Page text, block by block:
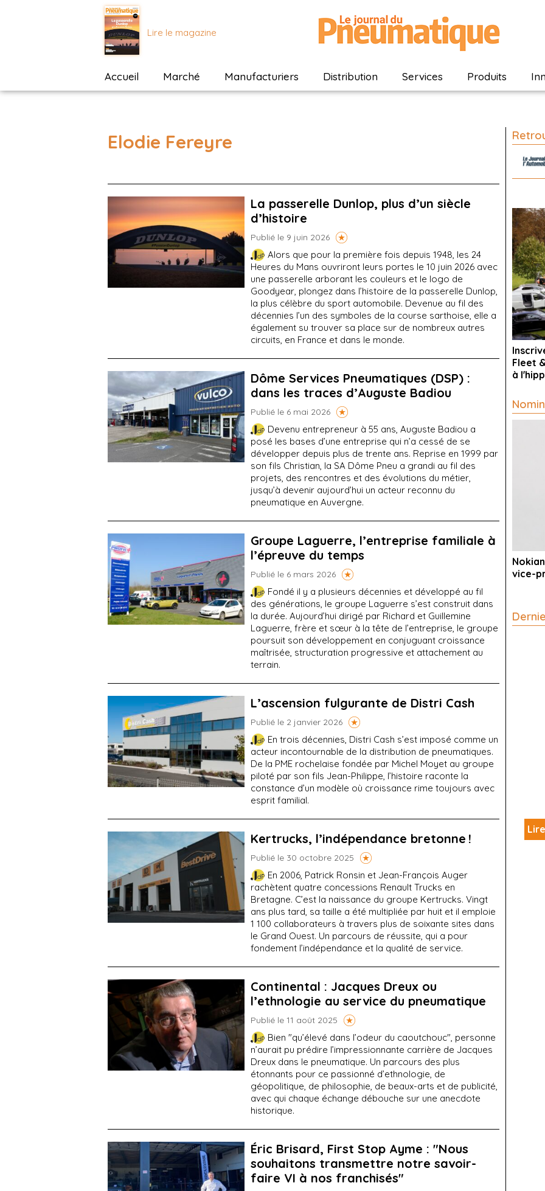
Lire le magazine
Accueil Marché Manufacturiers Distribution Services Produits
Elodie Fereyre
La passerelle Dunlop, plus d’un siècle
d’histoire
Publié le 9 juin 2026
Alors que pour la première fois depuis 1948, les 24
Heures du Mans ouvriront leurs portes le 10 juin 2026 avec
une passerelle arborant les couleurs et le logo de
Goodyear, plongez dans l’histoire de la passerelle Dunlop,
la plus célèbre du sport automobile. Devenue au fil des
décennies l’un des symboles de la course sarthoise, elle a
également su trouver sa place sur de nombreux autres
circuits, en France et dans le monde.
Dôme Services Pneumatiques (DSP) :
dans les traces d’Auguste Badiou
Publié le 6 mai 2026
Devenu entrepreneur à 55 ans, Auguste Badiou a
posé les bases d’une entreprise qui n’a cessé de se
développer depuis plus de trente ans. Reprise en 1999 par
son fils Christian, la SA Dôme Pneu a grandi au fil des
projets, des rencontres et des évolutions du métier,
jusqu’à devenir aujourd’hui un acteur reconnu du
pneumatique en Auvergne.
Groupe Laguerre, l’entreprise familiale à
l’épreuve du temps
Publié le 6 mars 2026
Fondé il y a plusieurs décennies et développé au fil
des générations, le groupe Laguerre s’est construit dans
la durée. Aujourd’hui dirigé par Richard et Guillemine
Laguerre, frère et sœur à la tête de l’entreprise, le groupe
poursuit son développement en conjuguant croissance
maîtrisée, structuration progressive et attachement au
terrain.
L’ascension fulgurante de Distri Cash
Publié le 2 janvier 2026
En trois décennies, Distri Cash s’est imposé comme un
acteur incontournable de la distribution de pneumatiques.
De la PME rochelaise fondée par Michel Moyet au groupe
piloté par son fils Jean-Philippe, l’histoire raconte la
constance d’un modèle où croissance rime toujours avec
esprit familial.
Kertrucks, l’indépendance bretonne !
Publié le 30 octobre 2025
En 2006, Patrick Ronsin et Jean-François Auger
rachètent quatre concessions Renault Trucks en
Bretagne. C’est la naissance du groupe Kertrucks. Vingt
ans plus tard, sa taille a été multipliée par huit et il emploie
1 100 collaborateurs à travers plus de soixante sites dans
le Grand Ouest. Un parcours de réussite, qui a pour
fondement l’indépendance et la qualité de service.
Continental : Jacques Dreux ou
l’ethnologie au service du pneumatique
Publié le 11 août 2025
Bien "qu’élevé dans l’odeur du caoutchouc", personne
n’aurait pu prédire l’impressionnante carrière de Jacques
Dreux dans le pneumatique. Un parcours des plus
étonnants pour ce passionné d’ethnologie, de
géopolitique, de philosophie, de beaux-arts et de publicité,
avec qui chaque échange débouche sur une anecdote
historique.
Éric Brisard, First Stop Ayme : "Nous
souhaitons transmettre notre savoir-
faire VI à nos franchisés"
Fleet
à
vice-